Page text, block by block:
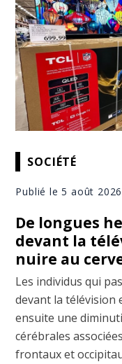
SOCIÉTÉ
Publié le 5 août 2026
De longues
devant la
nuire au
Les individus qui
devant la télévision
ensuite une
cérébrales
frontaux et